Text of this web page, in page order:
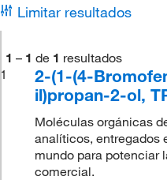
Limitar resultados
1 – 1 de 1 resultados
1
2-(1-(4-
il)propan-2-ol,
Moléculas orgánicas
analíticos, entregados
mundo para potenciar
comercial.